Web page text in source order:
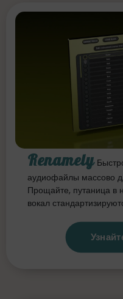
Renamely
аудиофайлы массово
Прощайте, путаница в
вокал